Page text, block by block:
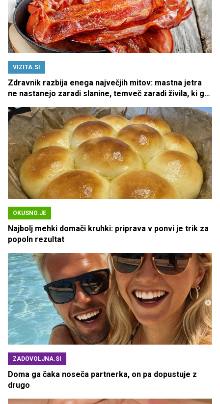
VIZITA.SI
Zdravnik razbija enega največjih mitov: mastna jetra
ne nastanejo zaradi slanine, temveč zaradi živila, ki ga
OKUSNO.JE
Najbolj mehki domači kruhki: priprava v ponvi je trik za
popoln rezultat
ZADOVOLJNA.SI
Doma ga čaka noseča partnerka, on pa dopustuje z
drugo